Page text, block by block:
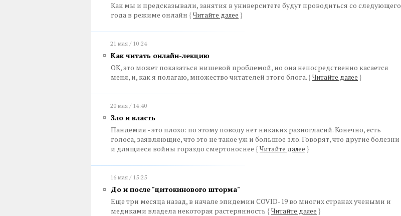
Как мы и предсказывали, занятия в университете будут проводиться со следующего
года в режиме онлайн { Читайте далее }
21 мая / 10:24
Как читать онлайн-лекцию
OK, это может показаться нишевой проблемой, но она непосредственно касается
меня, и, как я полагаю, множество читателей этого блога. { Читайте далее }
20 мая / 14:40
Зло и власть
Пандемия - это плохо: по этому поводу нет никаких разногласий. Конечно, есть
голоса, заявляющие, что это не такое уж и большое зло. Говорят, что другие болезни
и длящиеся войны гораздо смертоноснее { Читайте далее }
16 мая / 15:25
До и после "цитокинового шторма"
Еще три месяца назад, в начале эпидемии COVID-19 во многих странах учеными и
медиками владела некоторая растерянность { Читайте далее }